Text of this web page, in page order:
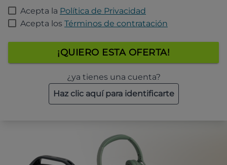
Acepta la Política de Privacidad
Acepta los Términos de contratación
¡QUIERO ESTA OFERTA!
¿ya tienes una cuenta?
Haz clic aquí para identificarte